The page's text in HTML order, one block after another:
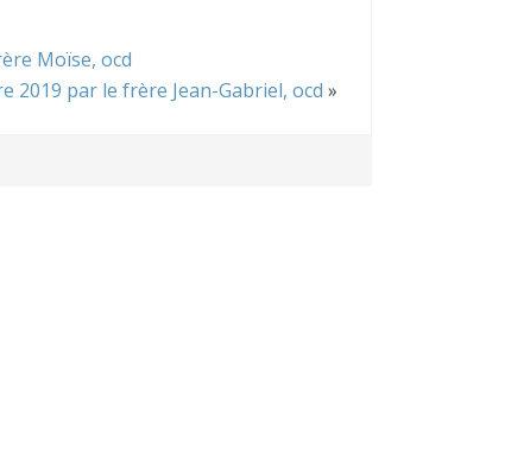
Moïse, ocd
2019 par le frère Jean-Gabriel, ocd »